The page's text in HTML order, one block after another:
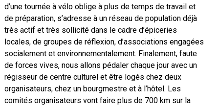
d’une tournée à vélo oblige à plus de temps de travail et
de préparation, s’adresse à un réseau de population déjà
très actif et très sollicité dans le cadre d’épiceries
locales, de groupes de réflexion, d’associations engagées
socialement et environnementalement. Finalement, faute
de forces vives, nous allons pédaler chaque jour avec un
régisseur de centre culturel et être logés chez deux
organisateurs, chez un bourgmestre et à l’hôtel. Les
comités organisateurs vont faire plus de 700 km sur la